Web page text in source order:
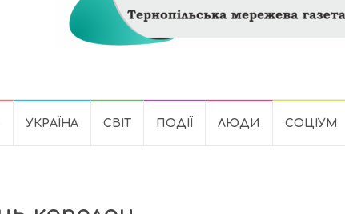
УКРАЇНА СВІТ ПОДІЇ ЛЮДИ СОЦІУМ